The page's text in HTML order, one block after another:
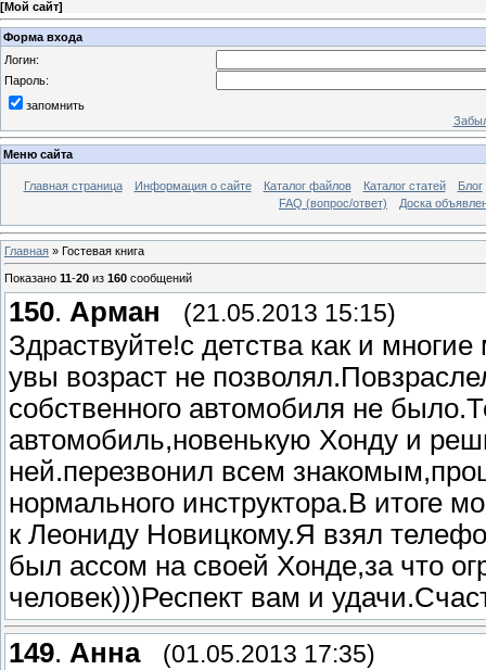
[Мой сайт]
Форма входа
Логин:
Пароль:
запомнить
Меню сайта
Главная страница Информация о сайте Каталог файлов Каталог статей
Блог
FAQ (вопрос/ответ)
Доска
Главная » Гостевая книга
Показано 11-20 из 160 сообщений
150. Арман (21.05.2013 15:15)
Здраствуйте!с детства как и
увы возраст не
собственного автомобиля не
автомобиль,новенькую Хонду и
ней.перезвонил всем
нормального инструктора.В итоге
к Леониду Новицкому.Я взял
был ассом на своей Хонде,за что
человек)))Респект вам и
149. Анна (01.05.2013 17:35)